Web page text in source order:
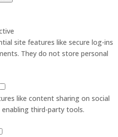
site features like secure log-ins
They do not store personal
like content sharing on social
third-party tools.